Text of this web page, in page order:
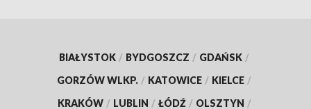
BIAŁYSTOK / BYDGOSZCZ / GDAŃSK /
GORZÓW WLKP. / KATOWICE / KIELCE /
KRAKÓW / LUBLIN / ŁÓDŹ / OLSZTYN /